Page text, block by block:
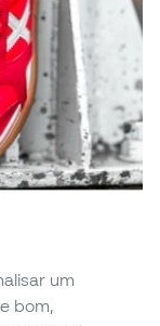
um
bom,